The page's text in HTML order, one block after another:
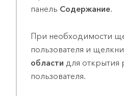
панель Содержание.
При необходимости
пользователя и
области для открытия
пользователя.